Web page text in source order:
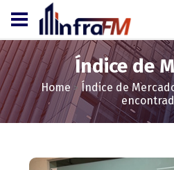
Índice de
Home > Índice de